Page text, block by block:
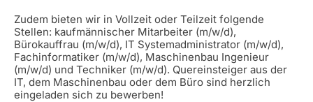
Zudem bieten wir in Vollzeit oder Teilzeit folgende
Stellen: kaufmännischer Mitarbeiter (m/w/d),
Bürokauffrau (m/w/d), IT Systemadministrator (m/w/d),
Fachinformatiker (m/w/d), Maschinenbau Ingenieur
(m/w/d) und Techniker (m/w/d). Quereinsteiger aus der
IT, dem Maschinenbau oder dem Büro sind herzlich
eingeladen sich zu bewerben!